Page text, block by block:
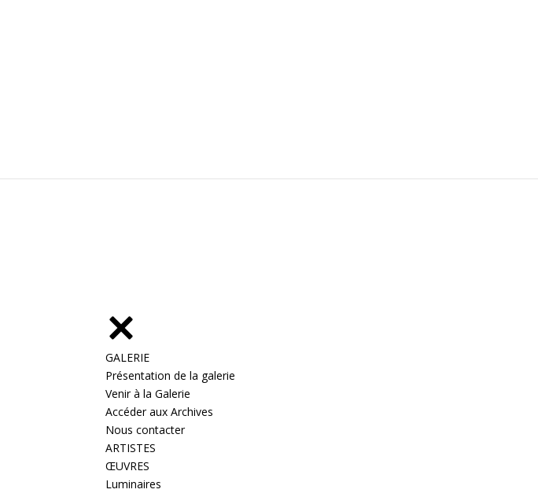
GALERIE
Présentation de la galerie
Venir à la Galerie
Accéder aux Archives
Nous contacter
ARTISTES
ŒUVRES
Luminaires